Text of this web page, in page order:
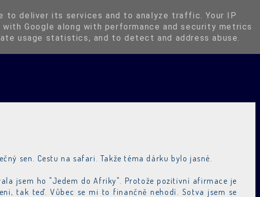
Instagram Kup si Oringli
sen. Cestu na safari. Takže téma dárku bylo jasné.
jsem ho "Jedem do Afriky". Protože pozitivní afirmace je
tak teď. Vůbec se mi to finančně nehodí. Sotva jsem se
to deliver its services and to analyze traffic. Your IP
with Google along with performance and security metrics
usage statistics, and to detect and address abuse.